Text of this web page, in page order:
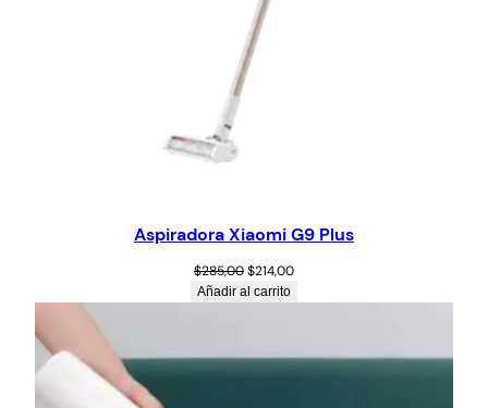
Aspiradora Xiaomi G9 Plus
$285,00$214,00
Añadir al carrito